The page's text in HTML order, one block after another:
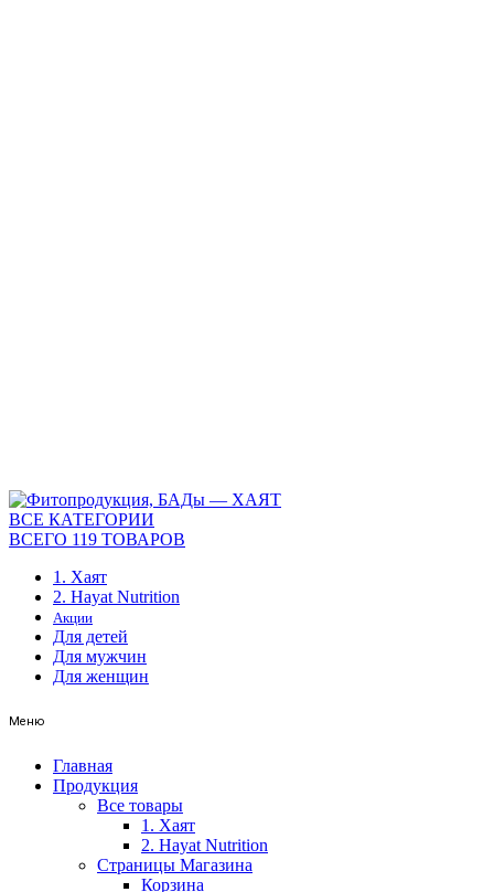
ВСЕ КАТЕГОРИИ
ВСЕГО 119 ТОВАРОВ
1. Хаят
2. Hayat Nutrition
Акции
Для детей
Для мужчин
Для женщин
Меню
Главная
Продукция
Все товары
1. Хаят
2. Hayat Nutrition
Страницы Магазина
Корзина